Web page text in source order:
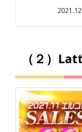
（２）